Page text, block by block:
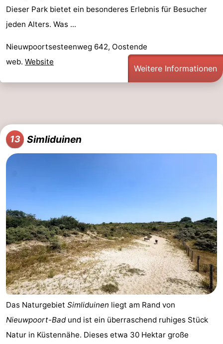
Dieser Park bietet ein besonderes Erlebnis für Besucher
jeden Alters. Was ...
Nieuwpoortsesteenweg 642, Oostende
web. Website
Weitere Informationen
13 Simliduinen
Das Naturgebiet Simliduinen liegt am Rand von
Nieuwpoort-Badund ist ein überraschend ruhiges Stück
Natur in Küstennähe. Dieses etwa 30 Hektar große